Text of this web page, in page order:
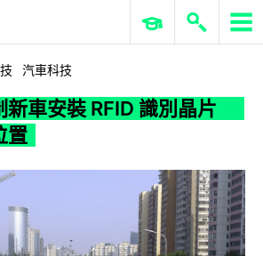
ERP 與商業 AI
汽車科技
新車安裝 RFID 識別晶片
置